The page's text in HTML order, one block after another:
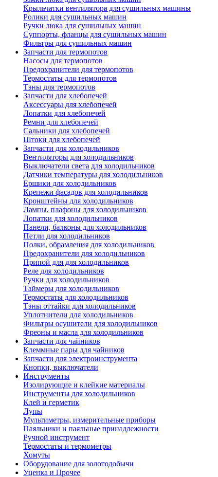
Крыльчатки вентилятора для сушильных машины
Ролики для сушильных машин
Ручки люка для сушильных машин
Суппорты, фланцы для сушильных машин
Фильтры для сушильных машин
Запчасти для термопотов
Насосы для термопотов
Предохранители для термопотов
Термостаты для термопотов
Тэны для термопотов
Запчасти для хлебопечей
Аксессуары для хлебопечей
Лопатки для хлебопечей
Ремни для хлебопечей
Сальники для хлебопечей
Штоки для хлебопечей
Запчасти для холодильников
Вентиляторы для холодильников
Выключатели света для холодильников
Датчики температуры для холодильников
Ершики для холодильников
Крепежи фасадов для холодильников
Кронштейны для холодильников
Лампы, плафоны для холодильников
Лопатки для холодильников
Панели, балконы для холодильников
Петли для холодильников
Полки, обрамления для холодильников
Предохранители для холодильников
Припой для для холодильников
Реле для холодильников
Ручки для холодильников
Таймеры для холодильников
Термостаты для холодильников
Тэны оттайки для холодильников
Уплотнители для холодильников
Фильтры осушители для холодильников
Фреоны и масла для холодильников
Запчасти для чайников
Клеммные пары для чайников
Запчасти для электроинструмента
Кнопки, выключатели
Инструменты
Изолирующие и клейкие материалы
Инструменты для холодильников
Клей и герметик
Лупы
Мультиметры, измерительные приборы
Паяльники и паяльные принадлежности
Ручной инструмент
Термостаты и термометры
Хомуты
Оборудование для золотодобычи
Уценка и Прочее